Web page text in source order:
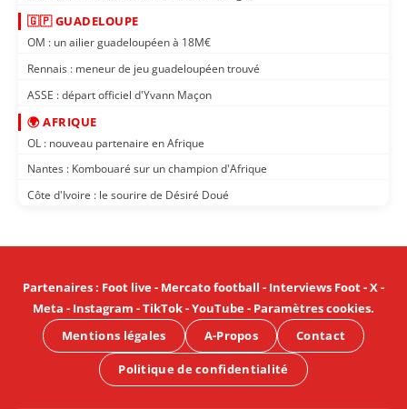
🇬🇵 GUADELOUPE
OM : un ailier guadeloupéen à 18M€
Rennais : meneur de jeu guadeloupéen trouvé
ASSE : départ officiel d'Yvann Maçon
🌍 AFRIQUE
OL : nouveau partenaire en Afrique
Nantes : Kombouaré sur un champion d'Afrique
Côte d'Ivoire : le sourire de Désiré Doué
Partenaires: Foot live- Mercato football - Interviews Foot-X-
Meta - Instagram -TikTok-YouTube- Paramètres cookies.
Mentions légales
A-Propos Contact
Politique de confidentialité